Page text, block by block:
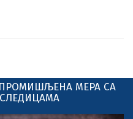
МЕРА СА